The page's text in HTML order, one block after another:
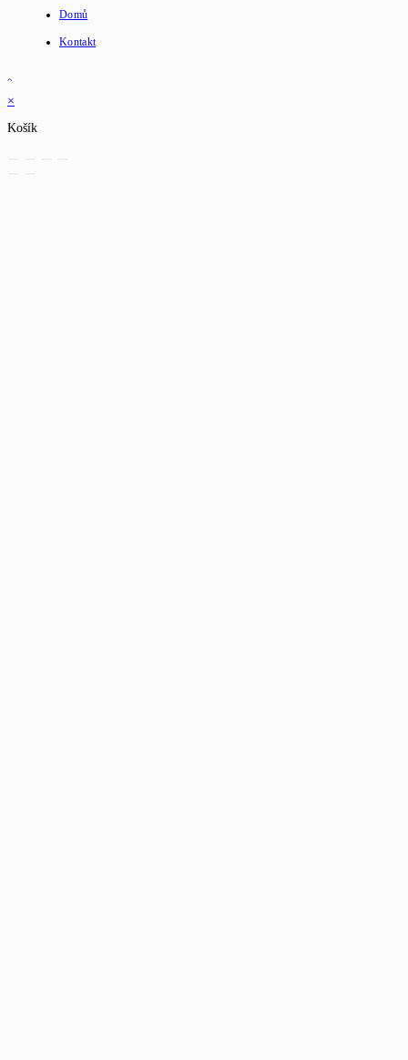
Domů
Kontakt
×
Košík